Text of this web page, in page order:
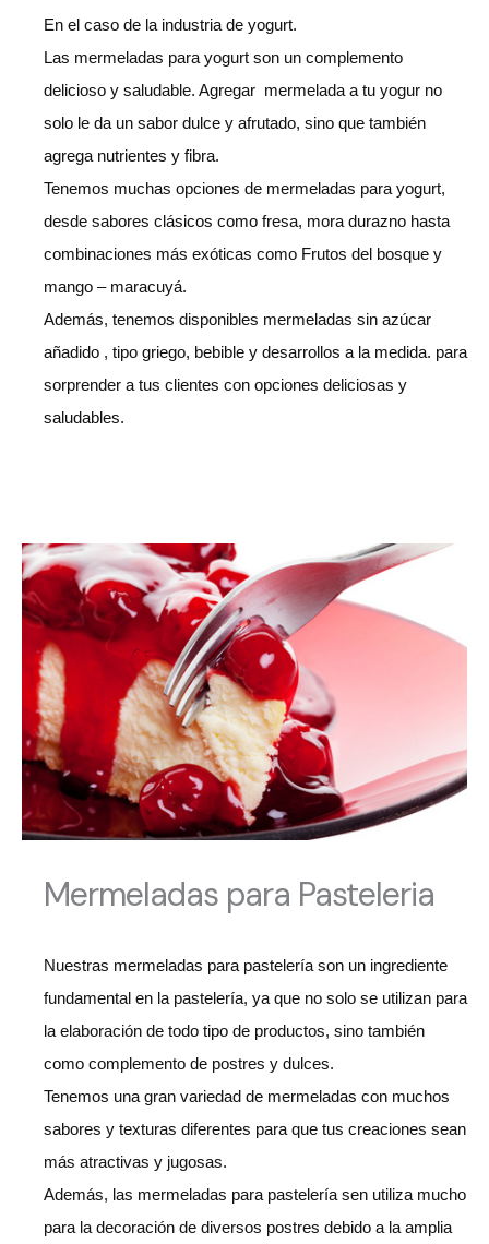
En el caso de la industria de yogurt.
Las mermeladas para yogurt son un complemento
delicioso y saludable. Agregar mermelada a tu yogur no
solo le da un sabor dulce y afrutado, sino que también
agrega nutrientes y fibra.
Tenemos muchas opciones de mermeladas para yogurt,
desde sabores clásicos como fresa, mora durazno hasta
combinaciones más exóticas como Frutos del bosque y
mango – maracuyá.
Además, tenemos disponibles mermeladas sin azúcar
añadido , tipo griego, bebible y desarrollos a la medida. para
sorprender a tus clientes con opciones deliciosas y
saludables.
Mermeladas para Pasteleria
Nuestras mermeladas para pastelería son un ingrediente
fundamental en la pastelería, ya que no solo se utilizan para
la elaboración de todo tipo de productos, sino también
como complemento de postres y dulces.
Tenemos una gran variedad de mermeladas con muchos
sabores y texturas diferentes para que tus creaciones sean
más atractivas y jugosas.
Además, las mermeladas para pastelería sen utiliza mucho
para la decoración de diversos postres debido a la amplia